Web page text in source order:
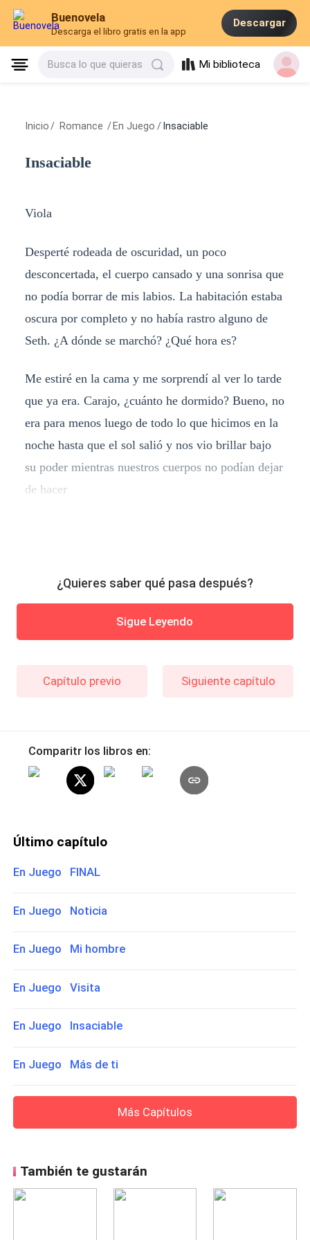
Buenovela
Descarga el libro gratis en la app
Descargar
Busca lo que quieras Mi biblioteca
Inicio / Romance / En Juego / Insaciable
Insaciable
Viola
Desperté rodeada de oscuridad, un poco
desconcertada, el cuerpo cansado y una sonrisa que
no podía borrar de mis labios. La habitación estaba
oscura por completo y no había rastro alguno de
Seth. ¿A dónde se marchó? ¿Qué hora es?
Me estiré en la cama y me sorprendí al ver lo tarde
que ya era. Carajo, ¿cuánto he dormido? Bueno, no
era para menos luego de todo lo que hicimos en la
noche hasta que el sol salió y nos vio brillar bajo
su poder mientras nuestros cuerpos no podían dejar
de hacer
¿Quieres saber qué pasa después?
Sigue Leyendo
Capítulo previo Siguiente capítulo
Comparitr los libros en:
Último capítulo
En Juego FINAL
En Juego Noticia
En Juego Mi hombre
En Juego Visita
En Juego Insaciable
En Juego Más de ti
Más Capítulos
También te gustarán